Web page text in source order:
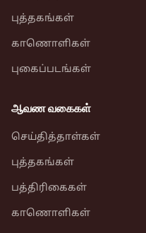
புத்தகங்கள்
காணொளிகள்
புகைப்படங்கள்
ஆவண வகைகள்
செய்தித்தாள்கள்
புத்தகங்கள்
பத்திரிகைகள்
காணொளிகள்